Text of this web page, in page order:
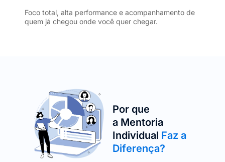
Foco total, alta performance e acompanhamento de
quem já chegou onde você quer chegar.
Por que
a Mentoria
Individual Faz a
Diferença?